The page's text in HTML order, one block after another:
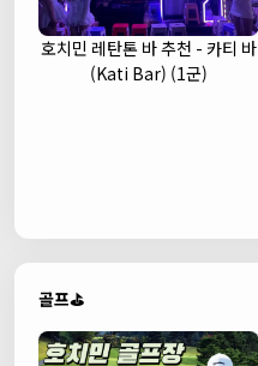
호치민 레탄톤 바 추천 - 카티 바
(Kati Bar) (1군)
골프⛳